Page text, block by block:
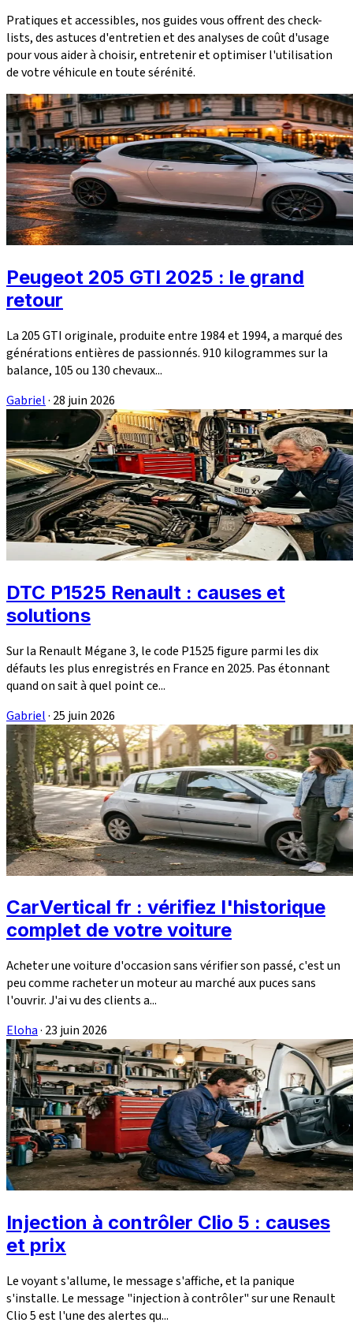
Pratiques et accessibles, nos guides vous offrent des check-
lists, des astuces d'entretien et des analyses de coût d'usage
pour vous aider à choisir, entretenir et optimiser l'utilisation
de votre véhicule en toute sérénité.
Peugeot 205 GTI 2025 : le grand
retour
La 205 GTI originale, produite entre 1984 et 1994, a marqué des
générations entières de passionnés. 910 kilogrammes sur la
balance, 105 ou 130 chevaux...
Gabriel· 28 juin 2026
DTC P1525 Renault : causes et
solutions
Sur la Renault Mégane 3, le code P1525 figure parmi les dix
défauts les plus enregistrés en France en 2025. Pas étonnant
quand on sait à quel point ce...
Gabriel· 25 juin 2026
CarVertical fr : vérifiez l'historique
complet de votre voiture
Acheter une voiture d'occasion sans vérifier son passé, c'est un
peu comme racheter un moteur au marché aux puces sans
l'ouvrir. J'ai vu des clients a...
Eloha· 23 juin 2026
Injection à contrôler Clio 5 : causes
et prix
Le voyant s'allume, le message s'affiche, et la panique
s'installe. Le message "injection à contrôler" sur une Renault
Clio 5 est l'une des alertes qu...